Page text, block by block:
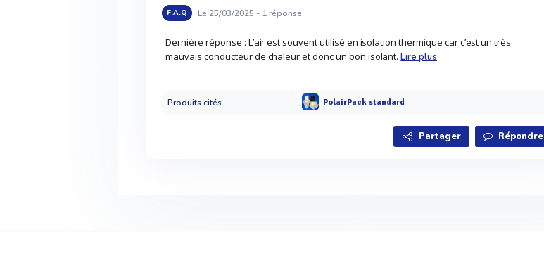
F.A.Q Le 25/03/2025 - 1réponse
Dernière réponse : L’air est souvent utilisé en isolation thermique car c’est un très
mauvais conducteur de chaleur et donc un bon isolant.Lire plus
Produits cités PolairPack standard
Partager Répondre